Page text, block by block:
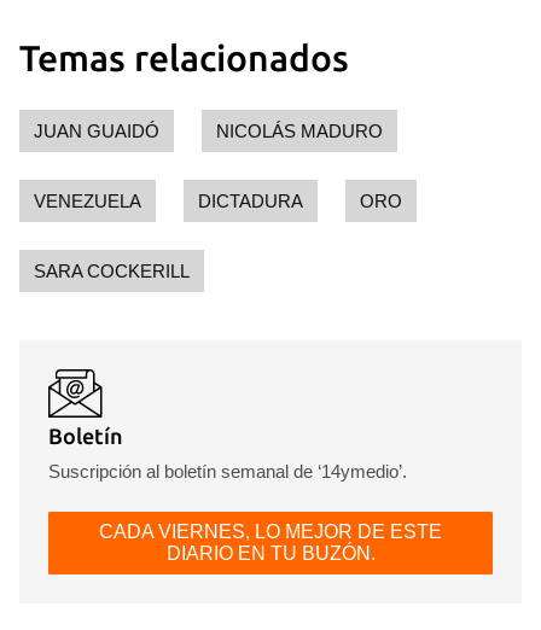
Guardar como favorito
Para poder guardar como favorito, primero has de
iniciar sesión con tu cuenta de 14ymedio.
INICIAR SESIÓN CANCELAR
Temas relacionados
JUAN GUAIDÓ NICOLÁS MADURO
VENEZUELA DICTADURA ORO
SARA COCKERILL
Boletín
Suscripción al boletín semanal de ‘14ymedio’.
CADA VIERNES, LO MEJOR DE ESTE
DIARIO EN TU BUZÓN.